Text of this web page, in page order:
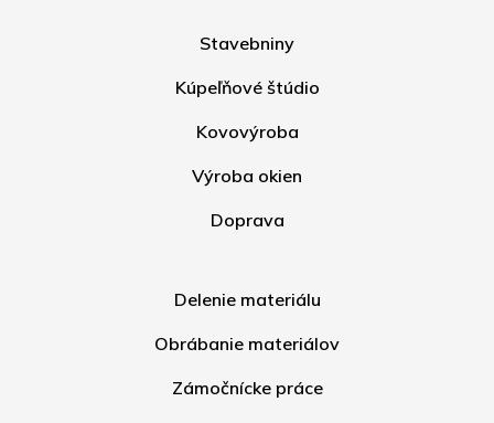
Stavebniny
Kúpeľňové štúdio
Kovovýroba
Výroba okien
Doprava
Delenie materiálu
Obrábanie materiálov
Zámočnícke práce